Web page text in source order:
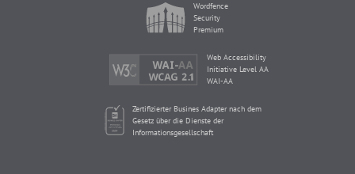
Wordfence
Security
Premium
Web Accessibility
Initiative Level AA
WAI-AA
Zertifizierter Busines Adapter nach dem
Gesetz über die Dienste der
Informationsgesellschaft